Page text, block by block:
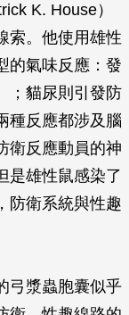
K. House）
索。他使用雄性
的氣味反應：發
；貓尿則引發防
種反應都涉及腦
衛反應動員的神
是雄性鼠感染了
防衛系統與性趣
弓漿蟲胞囊似乎